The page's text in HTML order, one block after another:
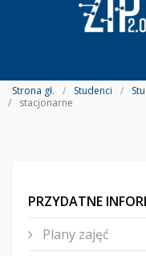
Strona gł. Studenci
stacjonarne
PRZYDATNE
Plany zajęć